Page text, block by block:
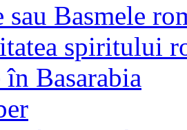
sau Basmele
spiritului
Basarabia